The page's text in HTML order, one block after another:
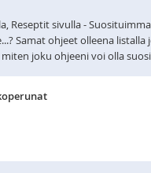
Reseptit sivulla -
Samat ohjeet olleena listalla
joku ohjeeni voi olla